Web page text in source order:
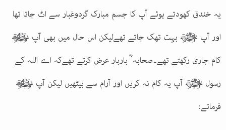
یہ خندق کھودتے ہوئے آپ کا جسم مبارک گردوغبار سے اٹ جاتا تھا
اور آپ ﷺ بہت تھک جاتے تھےلیکن اس حال میں بھی آپ ﷺ
کام جاری رکھتے تھے۔صحابہ ؓ باربار عرض کرتے تھےکہ اے اللہ کے
رسول ﷺ آپ یہ کام نہ کریں اور آرام سے بیٹھیں لیکن آپ ﷺ
فرماتے: